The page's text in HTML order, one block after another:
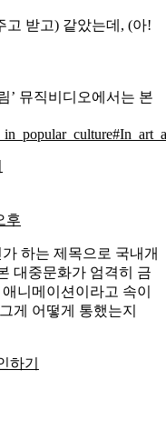
고 받고) 같았는데, (아!
’ 뮤직비디오에서는 본
후
하는 제목으로 국내개
대중문화가 엄격히 금
니메이션이라고 속이
게 어떻게 통했는지
하기